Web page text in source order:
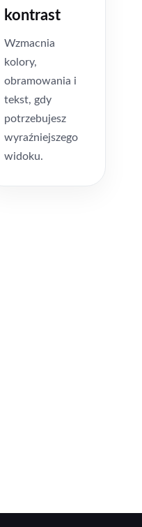
kontrast
Wzmacnia
kolory,
obramowania i
tekst, gdy
potrzebujesz
wyraźniejszego
widoku.